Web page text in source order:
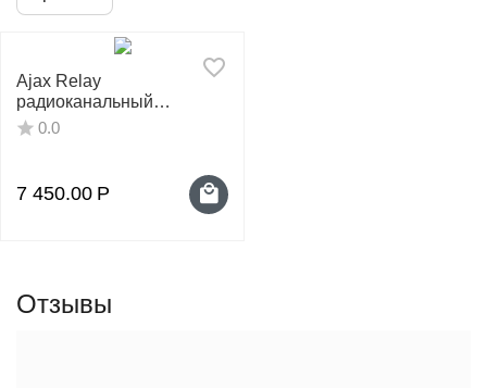
Ajax Relay
радиоканальный
контроллер
0.0
7 450.00 Р
Отзывы